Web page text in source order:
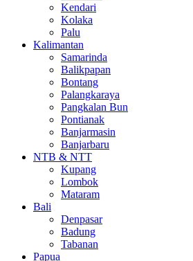
Kendari
Kolaka
Palu
Kalimantan
Samarinda
Balikpapan
Bontang
Palangkaraya
Pangkalan Bun
Pontianak
Banjarmasin
Banjarbaru
NTB & NTT
Kupang
Lombok
Mataram
Bali
Denpasar
Badung
Tabanan
Papua